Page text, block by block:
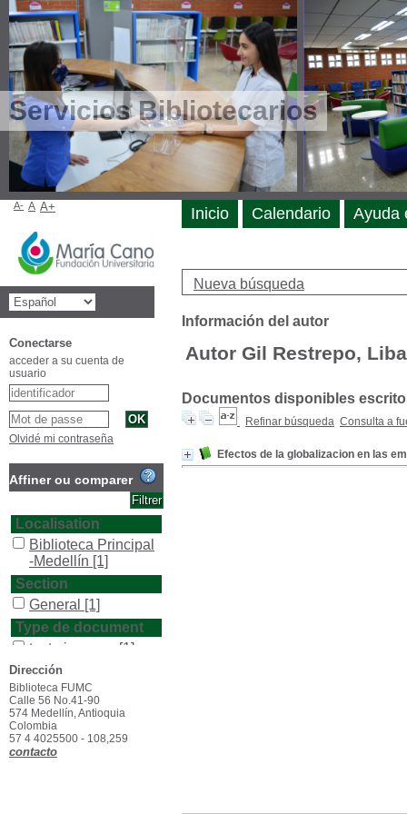
Servicios Bibliotecarios
Nueva búsqueda
Información del autor
Autor Gil Restrepo,
Documentos disponibles
Refinar búsqueda Consulta a
Efectos de la globalizacion en las
Inicio Calendario Ayuda
A- A A+
Conectarse
acceder a su cuenta de
usuario
Olvidé mi contraseña
Affiner ou comparer
Localisation
Biblioteca Principal
-Medellín [1]
Section
General
[1]
Type de document
texto impreso [1]
Dirección
Biblioteca FUMC
Calle 56 No.41-90
574 Medellín, Antioquia
Colombia
57 4 4025500 - 108,259
contacto